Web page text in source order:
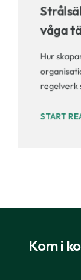
våga
Hur
regelverk
START
Kom i